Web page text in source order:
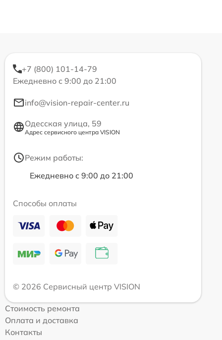
+7 (800) 101-14-79
Ежедневно с 9:00 до 21:00
info@vision-repair-center.ru
Одесская улица, 59
Адрес сервисного центра VISION
Режим работы:
Ежедневно с 9:00 до 21:00
Способы оплаты
© 2026 Сервисный центр VISION
Стоимость ремонта
Оплата и доставка
Контакты